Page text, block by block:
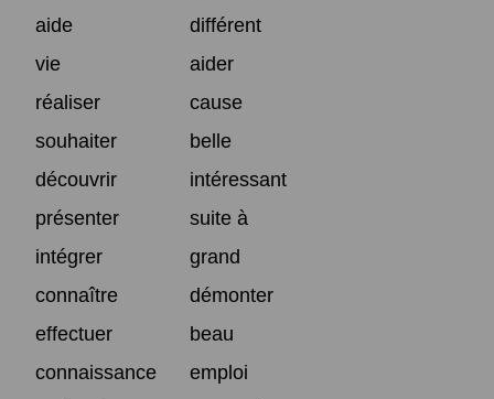
aide
différent
vie
aider
réaliser
cause
souhaiter
belle
découvrir
intéressant
présenter
suite à
intégrer
grand
connaître
démonter
effectuer
beau
connaissance
emploi